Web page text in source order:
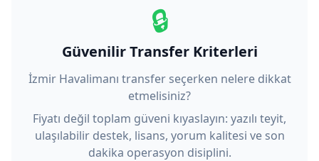
🔒
Güvenilir Transfer Kriterleri
İzmir Havalimanı transfer seçerken nelere dikkat
etmelisiniz?
Fiyatı değil toplam güveni kıyaslayın: yazılı teyit,
ulaşılabilir destek, lisans, yorum kalitesi ve son
dakika operasyon disiplini.